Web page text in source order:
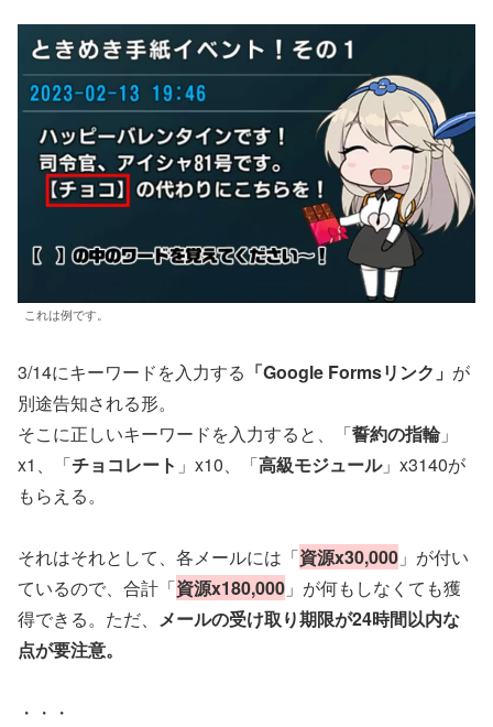
これは例です。
3/14にキーワードを入力する 「Google Formsリンク」 が
別途告知される形。
そこに正しいキーワードを入力すると、「誓約の指輪」
x1、「チョコレート 」x10、「高級モジュール」x3140が
もらえる。
それはそれとして、各メールには「資源x30,000 」が付い
ているので、合計「資源x180,000 」が何もしなくても獲
得できる。ただ、 メールの受け取り期限が24時間以内な
点が要注意。
・・・